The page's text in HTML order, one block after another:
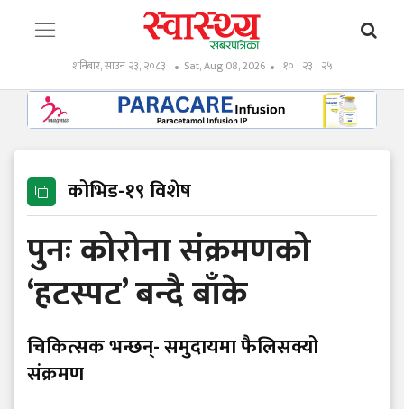
शनिबार, साउन २३, २०८३ Sat, Aug 08, 2026 १० : २३ : २६
कोभिड-१९ विशेष
पुनः कोरोना संक्रमणको
‘हटस्पट’ बन्दै बाँके
चिकित्सक भन्छन्- समुदायमा फैलिसक्यो
संक्रमण